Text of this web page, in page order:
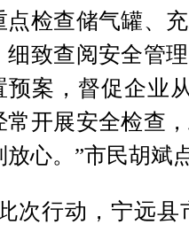
点检查储气罐、
细致查阅安全管
预案，督促企业
常开展安全检查
放心。”市民胡斌
次行动，宁远